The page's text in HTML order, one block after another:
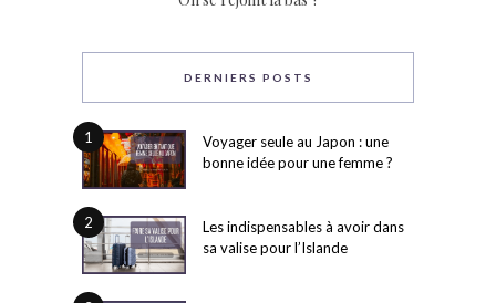
DERNIERS POSTS
1
Voyager seule au Japon : une
bonne idée pour une femme ?
2
Les indispensables à avoir dans
sa valise pour l’Islande